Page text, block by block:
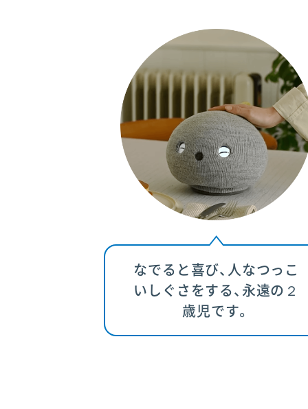
なでると喜び、人なつっこ
いしぐさをする、永遠の２
歳児です。